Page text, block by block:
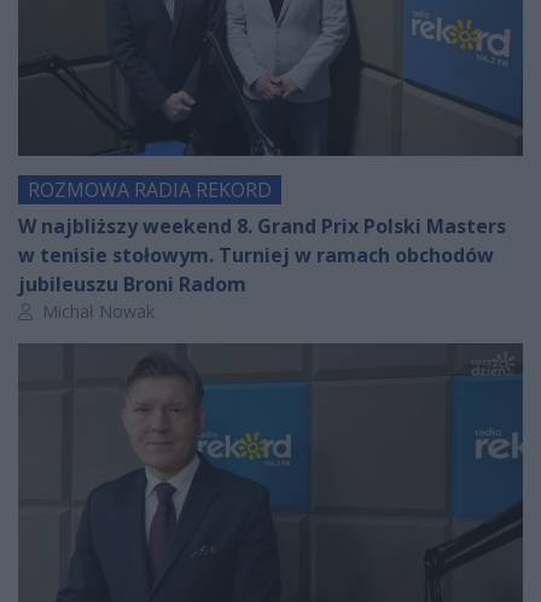
ROZMOWA RADIA REKORD
W najbliższy weekend 8. Grand Prix Polski Masters
w tenisie stołowym. Turniej w ramach obchodów
jubileuszu Broni Radom
Autor artykułu:
Michał Nowak